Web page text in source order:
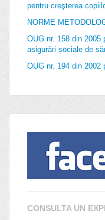
pentru creşterea
NORME
OUG nr. 158 din
asigurări sociale de
OUG nr. 194 din 2002
CONSULTA UN